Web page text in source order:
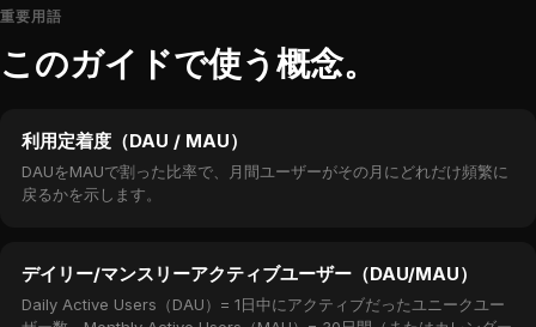
重要用語
このガイドで使う概念。
利用定着度（DAU / MAU）
DAUをMAUで割った比率で、月間ユーザーがその月にどれだけ頻繁に
戻るかを示します。
デイリー/マンスリーアクティブユーザー（DAU/MAU）
Daily Active Users（DAU）= 1日中にアクティブだったユニークユー